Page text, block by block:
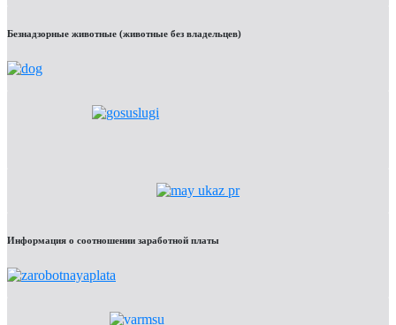
Безнадзорные животные (животные без владельцев)
Информация о соотношении заработной платы